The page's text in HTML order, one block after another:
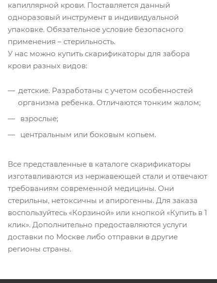
капиллярной крови. Поставляется данный
одноразовый инструмент в индивидуальной
упаковке. Обязательное условие безопасного
применения – стерильность.
У нас можно купить скарификаторы для забора
крови разных видов:
детские. Разработаны с учетом особенностей
организма ребенка. Отличаются тонким жалом;
взрослые;
центральным или боковым копьем.
Все представленные в каталоге скарификаторы
изготавливаются из нержавеющей стали и отвечают
требованиям современной медицины. Они
стерильны, нетоксичны и апирогенны. Для заказа
воспользуйтесь «Корзиной» или кнопкой «Купить в 1
клик». Дополнительно предоставляются услуги
доставки по Москве либо отправки в другие
регионы страны.